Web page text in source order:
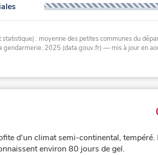
: moyenne des petites communes du
gendarmerie, 2025 (data.gouv.fr) — mis à jour en
d'un climat semi-continental, tempéré.
environ 80 jours de gel.